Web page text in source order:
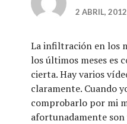
2 ABRIL,
La infiltración en los
los últimos meses es
cierta. Hay varios
claramente. Cuando
comprobarlo por mi
afortunadamente